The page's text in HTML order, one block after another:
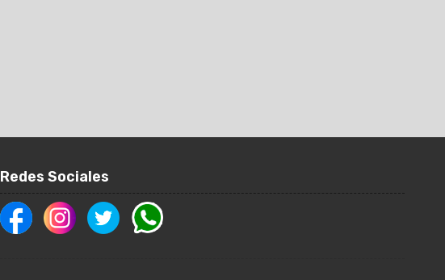
Redes Sociales